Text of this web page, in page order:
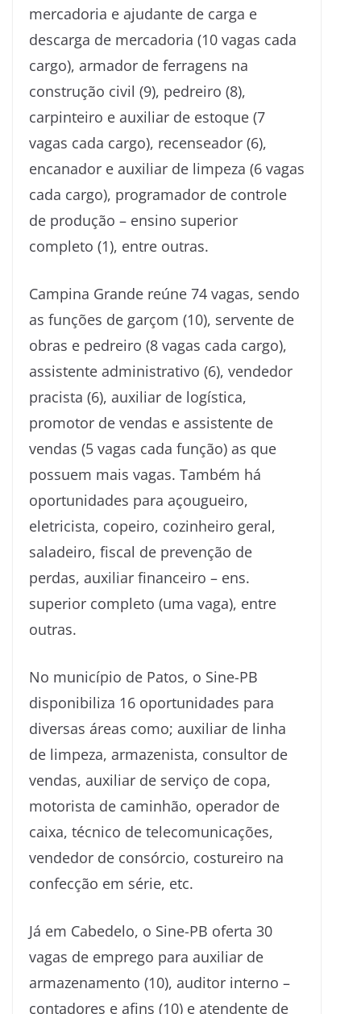
mercadoria e ajudante de carga e
descarga de mercadoria (10 vagas cada
cargo), armador de ferragens na
construção civil (9), pedreiro (8),
carpinteiro e auxiliar de estoque (7
vagas cada cargo), recenseador (6),
encanador e auxiliar de limpeza (6 vagas
cada cargo), programador de controle
de produção – ensino superior
completo (1), entre outras.
Campina Grande reúne 74 vagas, sendo
as funções de garçom (10), servente de
obras e pedreiro (8 vagas cada cargo),
assistente administrativo (6), vendedor
pracista (6), auxiliar de logística,
promotor de vendas e assistente de
vendas (5 vagas cada função) as que
possuem mais vagas. Também há
oportunidades para açougueiro,
eletricista, copeiro, cozinheiro geral,
saladeiro, fiscal de prevenção de
perdas, auxiliar financeiro – ens.
superior completo (uma vaga), entre
outras.
No município de Patos, o Sine-PB
disponibiliza 16 oportunidades para
diversas áreas como; auxiliar de linha
de limpeza, armazenista, consultor de
vendas, auxiliar de serviço de copa,
motorista de caminhão, operador de
caixa, técnico de telecomunicações,
vendedor de consórcio, costureiro na
confecção em série, etc.
Já em Cabedelo, o Sine-PB oferta 30
vagas de emprego para auxiliar de
armazenamento (10), auditor interno –
contadores e afins (10) e atendente de